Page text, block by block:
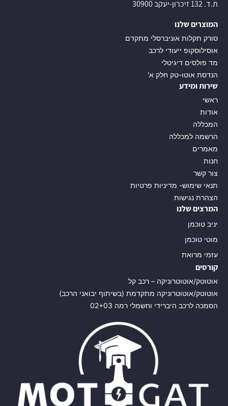
ת.ד. 132 זיכרון-יעקב 30900
המוצרים שלנו
סורק תקלות אוניברסלי מתקדם
אוסילוסקופ ייעודי לרכב
מד פולסים דיגיטלי
הנדסת אוטו-טק חלק א'
שירות ומידע
ראשי
אודות
המכללה
הרשמה למכללה
מאמרים
חנות
צור קשר
תנאי שימוש- מדיניות פרטיות
הצהרת נגישות
המרצים שלנו
יניב טוכמן
מוטי טוכמן
עזמי מרואת
קורסים
אוטוטק/אוטוטרוניקה – רכב קל
אוטוטק/אוטוטרוניקה מתקדמת (בשיתוף יבואני הרכב)
הסמכה לרכב היברידי וחשמלי רמה 02+03